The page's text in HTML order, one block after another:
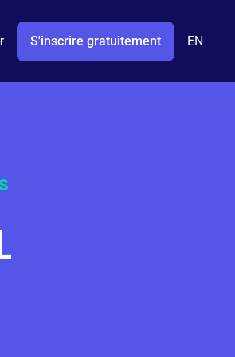
S'inscrire gratuitement EN